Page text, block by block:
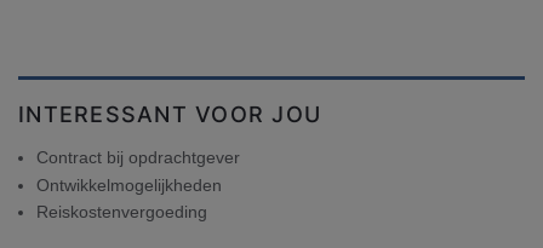
INTERESSANT VOOR JOU
Contract bij opdrachtgever
Ontwikkelmogelijkheden
Reiskostenvergoeding